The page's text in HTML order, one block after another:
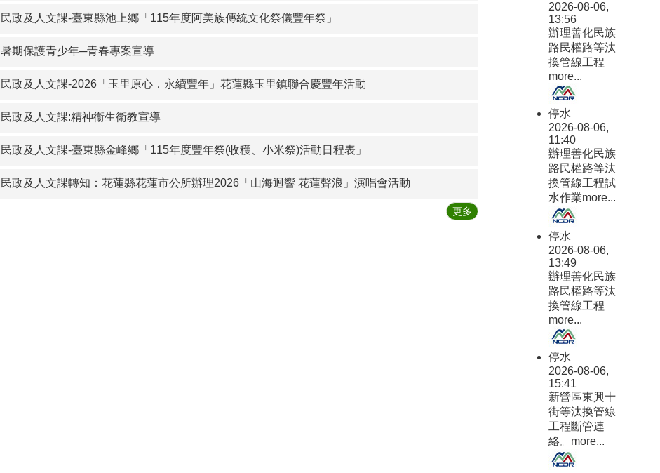
國民，或持有居留證
補助經費：依審查結果
為準，不得逾新臺幣25
請於115年9月15日
（二）前函送計畫書及
相關提案文件至主要執
民政及人文課-臺東縣池上鄉「115年度阿美族傳統文化祭儀豐年祭」
暑期保護青少年─青春專案宣導
民政及人文課-2026「玉里原心．永續豐年」花蓮縣玉里鎮聯合慶豐年活動
民政及人文課:精神衞生衛教宣導
民政及人文課-臺東縣金峰鄉「115年度豐年祭(收穫、小米祭)活動日程表」
民政及人文課轉知：花蓮縣花蓮市公所辦理2026「山海迴響 花蓮聲浪」演唱會活動
更多
2026-08-06,
13:56
辦理善化民族
路民權路等汰
換管線工程
more...
停水
2026-08-06,
11:40
辦理善化民族
路民權路等汰
換管線工程試
水作業more...
停水
2026-08-06,
13:49
辦理善化民族
路民權路等汰
換管線工程
more...
停水
2026-08-06,
15:41
新營區東興十
街等汰換管線
工程斷管連
絡。 more...